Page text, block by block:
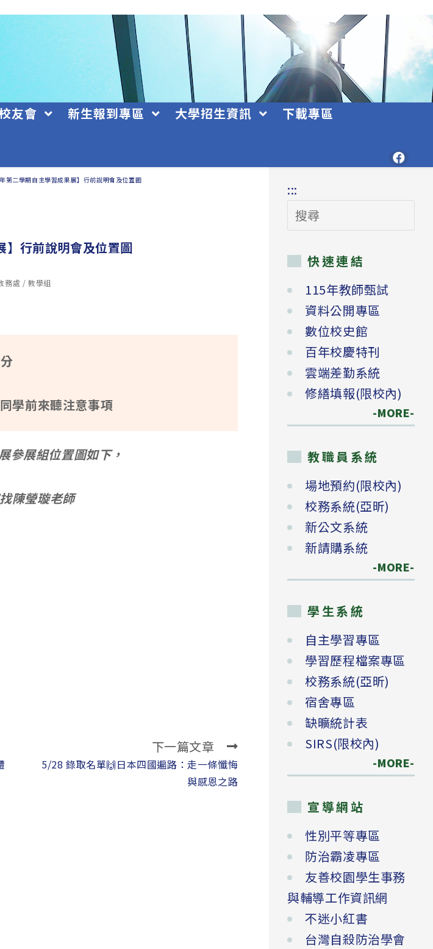
友會 新生報到專區 大學招生資訊
下載專區
年第二學期自主學習成果展】行前說明會及位置圖
】行前說明會及位置圖
務處 / 教學組
學前來聽注意事項
參展組位置圖如下，
陳瑩璇老師
下一篇文章
5/28 錄取名單🙌日本四國遍路：走一條懺悔
與感恩之路
:::
搜
尋
快速連結
115年教師甄試
資料公開專區
數位校史館
百年校慶特刊
雲端差勤系統
修繕填報(限校內)
-MORE-
教職員系統
場地預約(限校內)
校務系統(亞昕)
新公文系統
新請購系統
-MORE-
學生系統
自主學習專區
學習歷程檔案專區
校務系統(亞昕)
宿舍專區
缺曠統計表
SIRS(限校內)
-MORE-
宣導網站
性別平等專區
防治霸凌專區
友善校園學生事務
與輔導工作資訊網
不迷小紅書
台灣自殺防治學會